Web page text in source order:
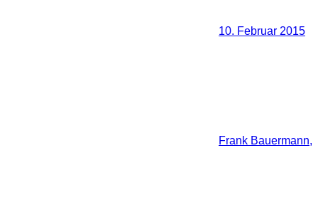
10. Februar 2015
Frank Bauermann,